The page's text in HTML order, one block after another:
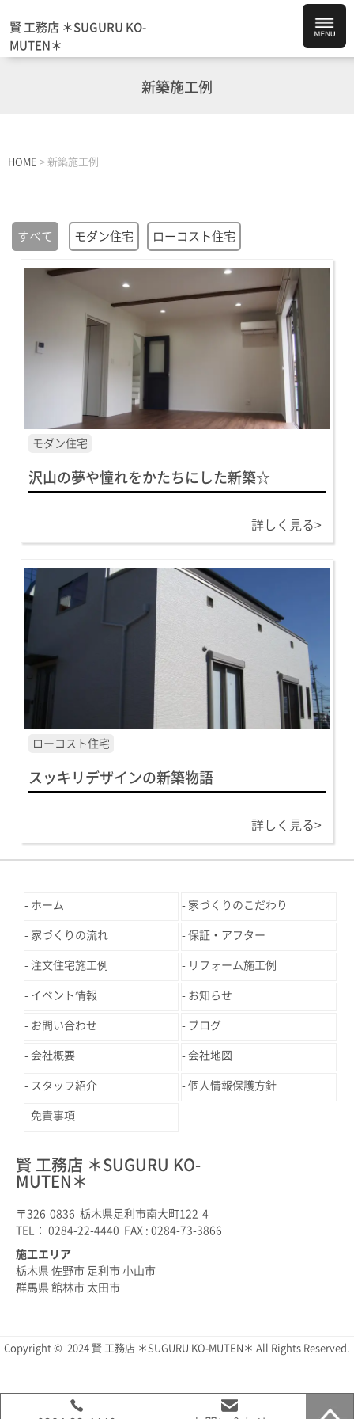
賢 工務店 ＊SUGURU KO-
MUTEN＊
新築施工例
HOME > 新築施工例
すべて モダン住宅 ローコスト住宅
モダン住宅
沢山の夢や憧れをかたちにした新築☆
詳しく見る>
ローコスト住宅
スッキリデザインの新築物語
詳しく見る>
ホーム 家づくりのこだわり
家づくりの流れ 保証・アフター
注文住宅施工例 リフォーム施工例
イベント情報 お知らせ
お問い合わせ ブログ
会社概要 会社地図
スタッフ紹介 個人情報保護方針
免責事項
賢 工務店 ＊SUGURU KO-
MUTEN＊
〒326-0836 栃木県足利市南大町122-4
TEL： 0284-22-4440 FAX : 0284-73-3866
施工エリア
栃木県 佐野市 足利市 小山市
群馬県 館林市 太田市
Copyright © 2024 賢 工務店 ＊SUGURU KO-MUTEN＊ All Rights Reserved.